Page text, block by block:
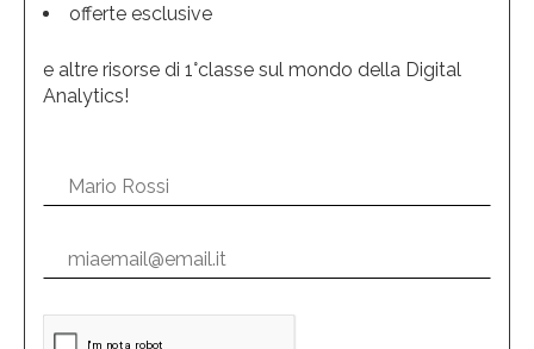
offerte esclusive
e altre risorse di 1°classe sul mondo della Digital
Analytics!